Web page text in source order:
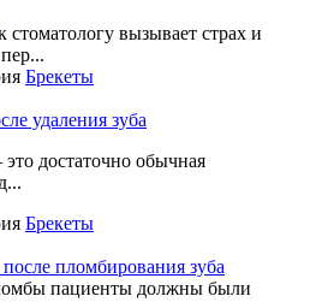
вызывает страх и
Брекеты
удаления зуба
это достаточно обычная
Брекеты
пломбирования зуба
пациенты должны были